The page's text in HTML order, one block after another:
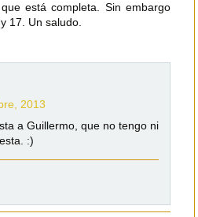
está completa. Sin embargo
17. Un saludo.
2013
a Guillermo, que no tengo ni
:)